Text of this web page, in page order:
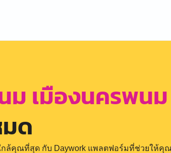
เมืองนครพน
ด
ล้คุณที่สุด กับ Daywork แพลตฟอร์มที่ช่วยให้คุ